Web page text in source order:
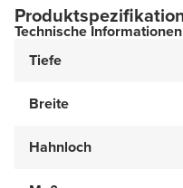
Technische
Tiefe
Breite
Hahnloch